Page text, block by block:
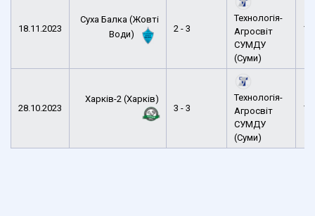
18.11.2023
Суха Балка (Жовті
Води)
2 - 3
Технологія-
Агросвіт
СУМДУ
(Суми)
28.10.2023
Харків-2 (Харків)
3 - 3
Технологія-
Агросвіт
СУМДУ
(Суми)